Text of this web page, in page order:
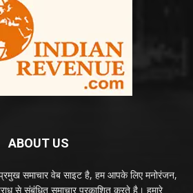
ABOUT US
समाचार वेब साइट है, हम आपके लिए मनोरंजन,
से संबंधित समाचार प्रकाशित करते है। हमारे